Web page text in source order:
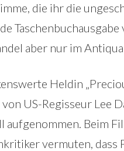
die ihr die
Taschenbuchausgabe
aber nur im
Heldin
US-Regisseur Lee
Beim
vermuten, dass